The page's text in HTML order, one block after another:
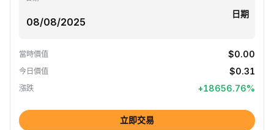
日期
當時價值 $0.00
今日價值 $0.31
漲跌 +18656.76%
立即交易